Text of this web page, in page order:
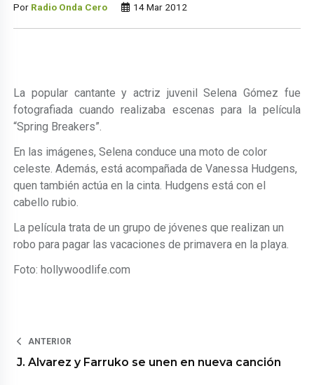
Por Radio Onda Cero 14 Mar 2012
La popular cantante y actriz juvenil Selena Gómez fue
fotografiada cuando realizaba escenas para la película
“Spring Breakers”.
En las imágenes, Selena conduce una moto de color
celeste. Además, está acompañada de Vanessa Hudgens,
quen también actúa en la cinta. Hudgens está con el
cabello rubio.
La película trata de un grupo de jóvenes que realizan un
robo para pagar las vacaciones de primavera en la playa.
Foto: hollywoodlife.com
ANTERIOR
J. Alvarez y Farruko se unen en nueva canción